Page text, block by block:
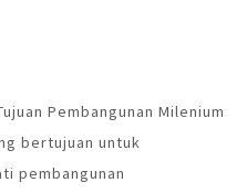
Pembangunan Milenium
bertujuan untuk
pembangunan